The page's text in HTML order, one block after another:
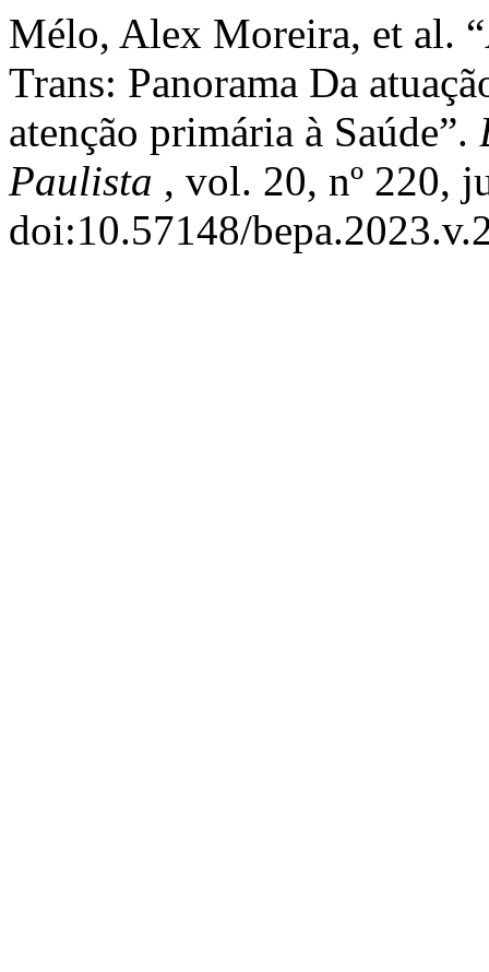
Mélo, Alex Moreira, et al.
Trans: Panorama Da
atenção primária à Saúde”.
Paulista , vol. 20, nº 220,
doi:10.57148/